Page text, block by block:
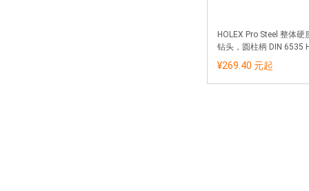
HOLEX Pro Steel 整体硬
钻头，圆柱柄 DIN 6535
¥269.40 元起